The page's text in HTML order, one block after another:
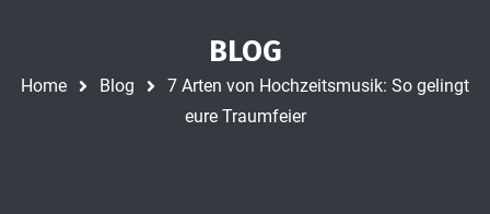
BLOG
Home Blog
7 Arten von Hochzeitsmusik: So gelingt
eure Traumfeier